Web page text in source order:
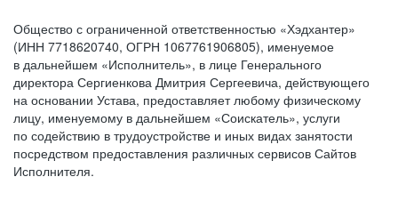
Общество с ограниченной ответственностью «Хэдхантер»
(ИНН 7718620740, ОГРН 1067761906805), именуемое
в дальнейшем «Исполнитель», в лице Генерального
директора Сергиенкова Дмитрия Сергеевича, действующего
на основании Устава, предоставляет любому физическому
лицу, именуемому в дальнейшем «Соискатель», услуги
по содействию в трудоустройстве и иных видах занятости
посредством предоставления различных сервисов Сайтов
Исполнителя.